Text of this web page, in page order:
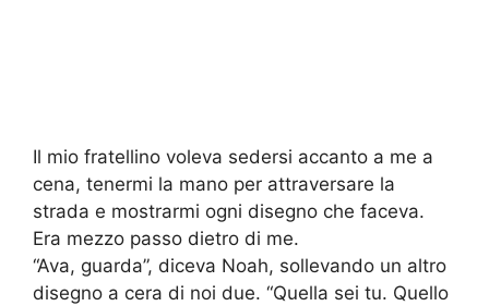
Il mio fratellino voleva sedersi accanto a me a
cena, tenermi la mano per attraversare la
strada e mostrarmi ogni disegno che faceva.
Era mezzo passo dietro di me.
“Ava, guarda”, diceva Noah, sollevando un altro
disegno a cera di noi due. “Quella sei tu. Quello